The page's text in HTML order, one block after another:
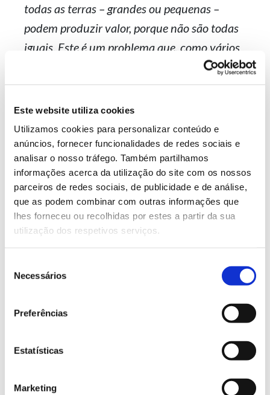
Este website utiliza cookies
Utilizamos cookies para personalizar conteúdo e
anúncios, fornecer funcionalidades de redes sociais e
analisar o nosso tráfego. Também partilhamos
informações acerca da utilização do site com os nossos
parceiros de redes sociais, de publicidade e de análise,
que as podem combinar com outras informações que
lhes forneceu ou recolhidas por estes a partir da sua
utilização dos respetivos serviços.
Necessários
Preferências
Estatísticas
Marketing
todas as terras – grandes ou pequenas –
podem produzir valor, porque não são todas
iguais. Este é um problema que, como vários
não são todas iguais, e se nalgumas a floresta
pedra e mato ralo. Na ausência de economia para o
mato – com a rutura da economia do milho (melhor,
agro-silvo-pastoril do milho, gado miúdo e pinhal) –
pagar a proteção florestal implica muitas vezes
perder dinheiro, razão do atual abandono a que
muitas das nossas paisagens estão votadas.
Isto é, os problemas que procuramos resolver por via
legislativa, não são mais que sintomas da falta de
decreto que miraculosamente passarão a produzir (e
nada se faz, porque também aqui a realidade – de
parques industriais a barragens ou eólicas, de áreas
tudo se tem feito), como acarretam implicações que
precários, mecanização, fitofármacos,